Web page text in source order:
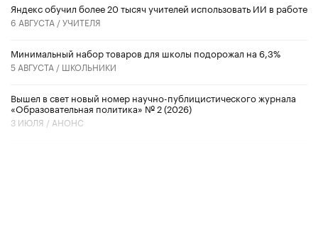
​Яндекс обучил более 20 тысяч учителей использовать ИИ в работе
6 АВГУСТА /УЧИТЕЛЯ
Минимальный набор товаров для школы подорожал на 6,3%
5 АВГУСТА / ШКОЛЬНИКИ
Вышел в свет новый номер научно-публицистического журнала
«Образовательная политика» № 2 (2026)
3 ИЮЛЯ / АНОНС